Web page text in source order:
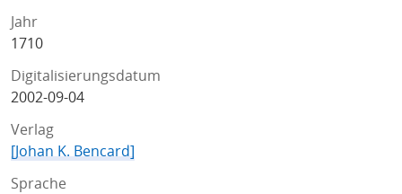
Jahr
1710
Digitalisierungsdatum
2002-09-04
Verlag
[Johan K. Bencard]
Sprache